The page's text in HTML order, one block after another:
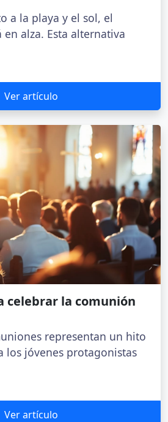
a la playa y el sol, el
alza. Esta alternativa
Ver artículo
celebrar la comunión
representan un hito
los jóvenes protagonistas
Ver artículo